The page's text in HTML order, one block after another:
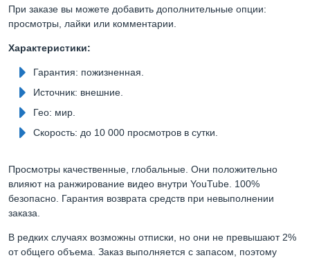
При заказе вы можете добавить дополнительные опции:
просмотры, лайки или комментарии.
Характеристики:
Гарантия: пожизненная.
Источник: внешние.
Гео: мир.
Скорость: до 10 000 просмотров в сутки.
Просмотры качественные, глобальные. Они положительно
влияют на ранжирование видео внутри YouTube. 100%
безопасно. Гарантия возврата средств при невыполнении
заказа.
В редких случаях возможны отписки, но они не превышают 2%
от общего объема. Заказ выполняется с запасом, поэтому